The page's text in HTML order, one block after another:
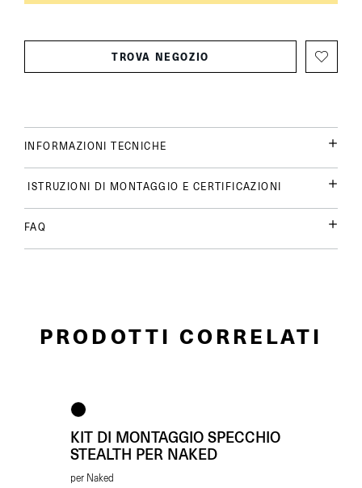
TROVA NEGOZIO
INFORMAZIONI TECNICHE
ISTRUZIONI DI MONTAGGIO E CERTIFICAZIONI
FAQ
PRODOTTI CORRELATI
KIT DI MONTAGGIO SPECCHIO
STEALTH PER NAKED
per Naked